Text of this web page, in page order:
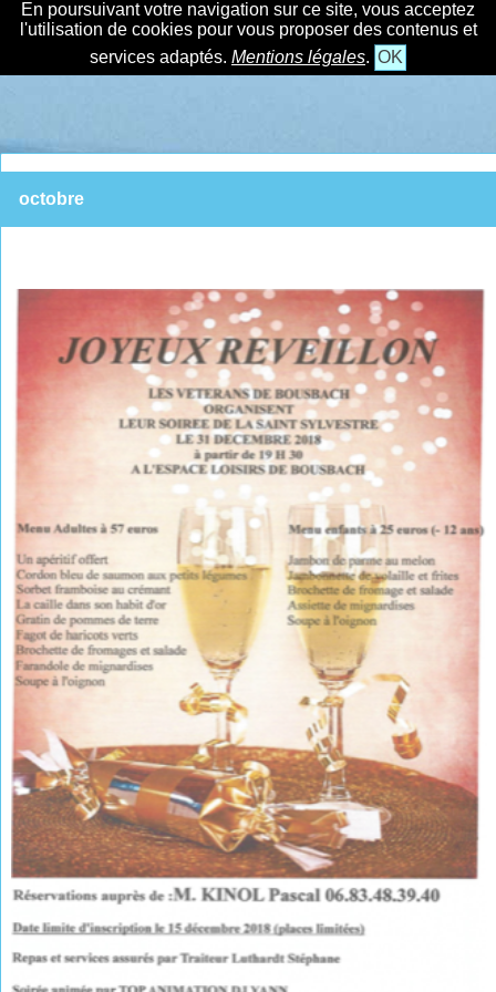
En poursuivant votre navigation sur ce site, vous acceptez
l'utilisation de cookies pour vous proposer des contenus et
services adaptés. Mentions légales. OK
octobre